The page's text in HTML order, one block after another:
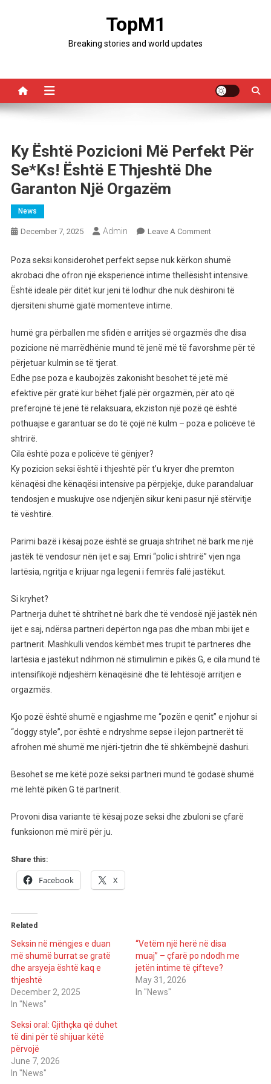
TopM1
Breaking stories and world updates
Ky Është Pozicioni Më Perfekt Për
Se*ks! Është E Thjeshtë Dhe
Garanton Një Orgazëm
News
December 7, 2025 Admin Leave A CommentOn
Është
Pozicioni
Më
Se*ks!
Është
Dhe
Garanton
Një
Orgazëm
Poza seksi konsiderohet perfekt sepse nuk kërkon shumë
akrobaci dhe ofron një eksperiencë intime thellësisht intensive.
Është ideale për ditët kur jeni të lodhur dhe nuk dëshironi të
djersiteni shumë gjatë momenteve intime.
humë gra përballen me sfidën e arritjes së orgazmës dhe disa
pozicione në marrëdhënie mund të jenë më të favorshme për të
përjetuar kulmin se të tjerat.
Edhe pse poza e kaubojzës zakonisht besohet të jetë më
efektive për gratë kur bëhet fjalë për orgazmën, për ato që
preferojnë të jenë të relaksuara, ekziston një pozë që është
pothuajse e garantuar se do të çojë në kulm – poza e policëve të
shtrirë.
Cila është poza e policëve të gënjyer?
Ky pozicion seksi është i thjeshtë për t’u kryer dhe premton
kënaqësi dhe kënaqësi intensive pa përpjekje, duke parandaluar
tendosjen e muskujve ose ndjenjën sikur keni pasur një stërvitje
të vështirë.
Parimi bazë i kësaj poze është se gruaja shtrihet në bark me një
jastëk të vendosur nën ijet e saj. Emri “polic i shtrirë” vjen nga
lartësia, ngritja e krijuar nga legeni i femrës falë jastëkut.
Si kryhet?
Partnerja duhet të shtrihet në bark dhe të vendosë një jastëk nën
ijet e saj, ndërsa partneri depërton nga pas dhe mban mbi ijet e
partnerit. Mashkulli vendos këmbët mes trupit të partneres dhe
lartësia e jastëkut ndihmon në stimulimin e pikës G, e cila mund të
intensifikojë ndjeshëm kënaqësinë dhe të lehtësojë arritjen e
orgazmës.
Kjo pozë është shumë e ngjashme me “pozën e qenit” e njohur si
“doggy style”, por është e ndryshme sepse i lejon partnerët të
afrohen më shumë me njëri-tjetrin dhe të shkëmbejnë dashuri.
Besohet se me këtë pozë seksi partneri mund të godasë shumë
më lehtë pikën G të partnerit.
Provoni disa variante të kësaj poze seksi dhe zbuloni se çfarë
funksionon më mirë për ju.
Share this:
Facebook X
Related
Seksin në mëngjes e duan
më shumë burrat se gratë
dhe arsyeja është kaq e
thjeshtë
December 2, 2025
In "News"
“Vetëm një herë në disa
muaj” – çfarë po ndodh me
jetën intime të çifteve?
May 31, 2026
In "News"
Seksi oral: Gjithçka që duhet
të dini për të shijuar këtë
përvojë
June 7, 2026
In "News"